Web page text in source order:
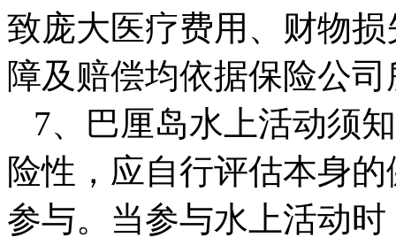
致庞大医疗费用、财物
障及赔偿均依据保险公
7、巴厘岛水上活动须
险性，应自行评估本身
参与。当参与水上活动